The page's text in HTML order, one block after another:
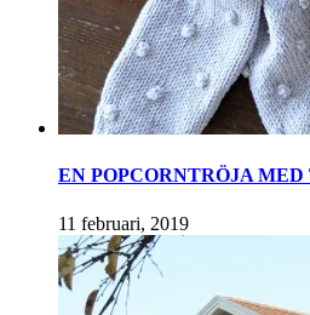
EN POPCORNTRÖJA
11 februari, 2019